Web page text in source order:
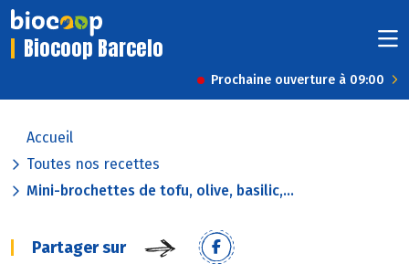
Biocoop Barcelo
Prochaine ouverture à 09:00
Accueil
Toutes nos recettes
Mini-brochettes de tofu, olive, basilic,...
Partager sur